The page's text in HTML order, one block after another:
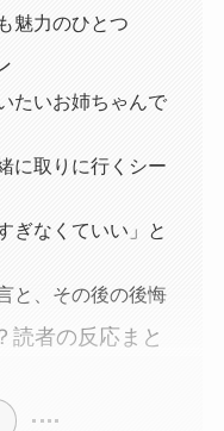
魅力のひとつ
たいお姉ちゃんで
に取りに行くシー
ぎなくていい」と
と、その後の後悔
読者の反応まと